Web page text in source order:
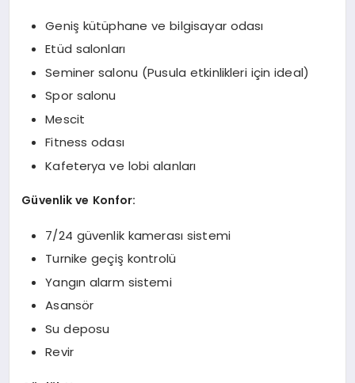
Geniş kütüphane ve bilgisayar odası
Etüd salonları
Seminer salonu (Pusula etkinlikleri için ideal)
Spor salonu
Mescit
Fitness odası
Kafeterya ve lobi alanları
Güvenlik ve Konfor:
7/24 güvenlik kamerası sistemi
Turnike geçiş kontrolü
Yangın alarm sistemi
Asansör
Su deposu
Revir